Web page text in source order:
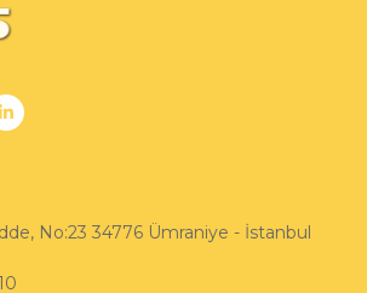
No:23 34776 Ümraniye - İstanbul